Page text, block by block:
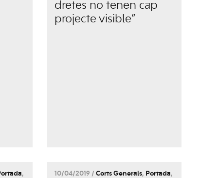
dretes no tenen cap
projecte visible”
, 10/04/2019 / Corts Generals, Portada,